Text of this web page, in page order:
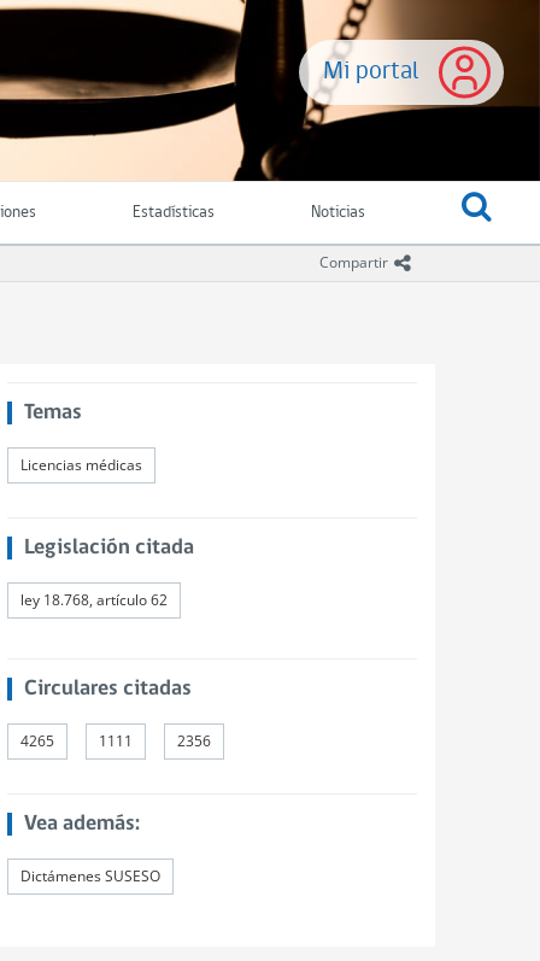
Mi portal
Estadísticas Noticias
Compartir icono compartir
Temas
Licencias médicas
Legislación citada
ley 18.768, artículo 62
Circulares citadas
4265 1111 2356
Vea además:
Dictámenes SUSESO